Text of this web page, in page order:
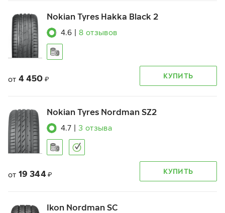
Nokian Tyres Hakka Black 2
4.6 8 отзывов
от 4 450 ₽ КУПИТЬ
Nokian Tyres Nordman SZ2
4.7 3 отзыва
от 19 344 ₽ КУПИТЬ
Ikon Nordman SC